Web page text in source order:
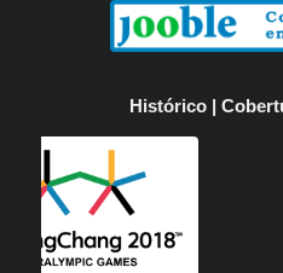
Histórico |